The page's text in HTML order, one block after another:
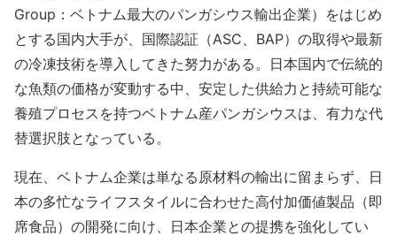
Group：ベトナム最大のパンガシウス輸出企業）をはじめ
とする国内大手が、国際認証（ASC、BAP）の取得や最新
の冷凍技術を導入してきた努力がある。日本国内で伝統的
な魚類の価格が変動する中、安定した供給力と持続可能な
養殖プロセスを持つベトナム産パンガシウスは、有力な代
替選択肢となっている。
現在、ベトナム企業は単なる原材料の輸出に留まらず、日
本の多忙なライフスタイルに合わせた高付加価値製品（即
席食品）の開発に向け、日本企業との提携を強化してい